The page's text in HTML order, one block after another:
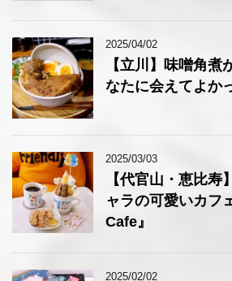
2025/04/02
【立川】味噌角煮
なたに会えてよか
2025/03/03
【代官山・恵比寿
ャラの可愛いカフ
Cafe』
2025/02/02